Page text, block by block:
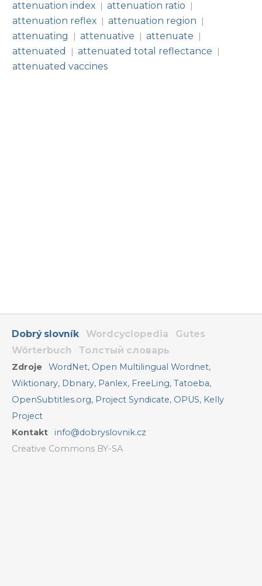
attenuation index | attenuation ratio |
attenuation reflex | attenuation region |
attenuating | attenuative | attenuate |
attenuated | attenuated total reflectance |
attenuated vaccines
Dobrý slovník Wordcyclopedia
Gutes
Wörterbuch
Толстый словарь
Zdroje WordNet, Open Multilingual Wordnet,
Wiktionary, Dbnary, Panlex, FreeLing, Tatoeba,
OpenSubtitles.org, Project Syndicate, OPUS, Kelly
Project
Kontakt
info@dobryslovnik.cz
Creative Commons BY-SA